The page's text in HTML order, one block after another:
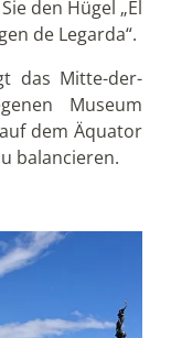
den Hügel „El
de Legarda“.
das Mitte-der-
Museum
dem Äquator
balancieren.